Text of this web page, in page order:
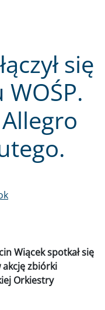
się
WOŚP.
Wiącek spotkał się
akcję zbiórki
Orkiestry